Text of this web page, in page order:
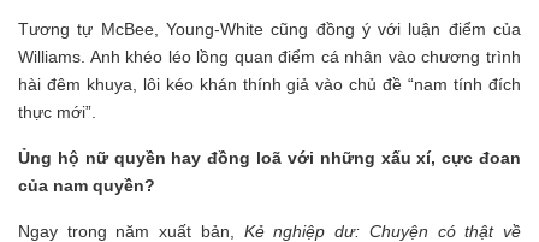
Tương tự McBee, Young-White cũng đồng ý với luận điểm của
Williams. Anh khéo léo lồng quan điểm cá nhân vào chương trình
hài đêm khuya, lôi kéo khán thính giả vào chủ đề “nam tính đích
thực mới”.
Ủng hộ nữ quyền hay đồng loã với những xấu xí, cực đoan
của nam quyền?
Ngay trong năm xuất bản, Kẻ nghiệp dư: Chuyện có thật về